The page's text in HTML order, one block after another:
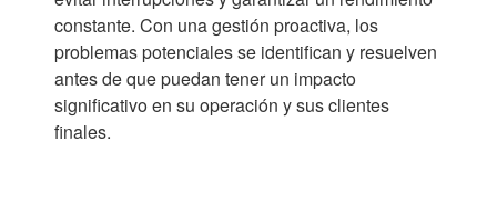
constante. Con una gestión proactiva, los
problemas potenciales se identifican y resuelven
antes de que puedan tener un impacto
significativo en su operación y sus clientes
finales.